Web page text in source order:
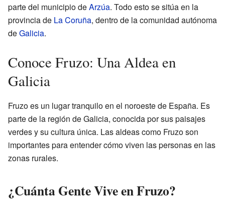
parte del municipio deArzúa. Todo esto se sitúa en la
provincia de La Coruña, dentro de la comunidad autónoma
deGalicia.
Conoce Fruzo: Una Aldea en
Galicia
Fruzo es un lugar tranquilo en el noroeste de España. Es
parte de la región de Galicia, conocida por sus paisajes
verdes y su cultura única. Las aldeas como Fruzo son
importantes para entender cómo viven las personas en las
zonas rurales.
¿Cuánta Gente Vive en Fruzo?